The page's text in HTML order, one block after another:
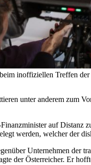
inoffiziellen Treffen
unter anderem zum
auf Distanz
werden, welcher der
Unternehmen der
der Österreicher. Er